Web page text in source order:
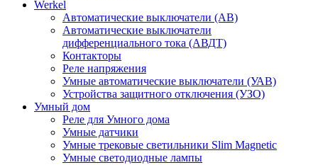
Werkel
Автоматические выключатели (АВ)
Автоматические выключатели
дифференциального тока (АВДТ)
Контакторы
Реле напряжения
Умные автоматические выключатели (УАВ)
Устройства защитного отключения (УЗО)
Умный дом
Реле для Умного дома
Умные датчики
Умные трековые светильники Slim Magnetic
Умные светодиодные лампы